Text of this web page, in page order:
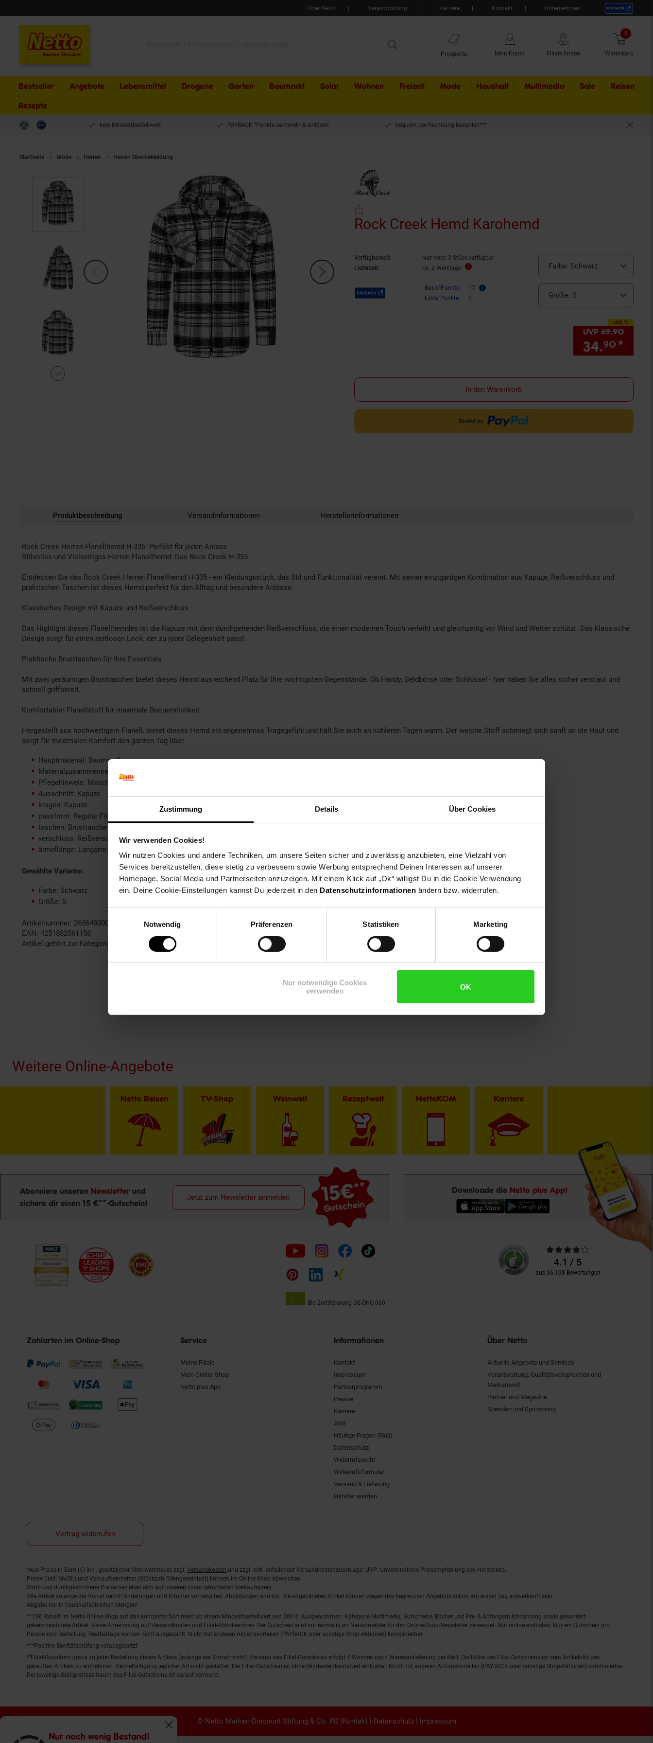
Zustimmung Details Über Cookies
Wir verwenden Cookies!
Wir nutzen Cookies und andere Techniken, um unsere Seiten sicher und zuverlässig anzubieten, eine Vielzahl von
Services bereitzustellen, diese stetig zu verbessern sowie Werbung entsprechend Deinen Interessen auf unserer
Homepage, Social Media und Partnerseiten anzuzeigen. Mit einem Klick auf „Ok“ willigst Du in die Cookie Verwendung
ein. Deine Cookie-Einstellungen kannst Du jederzeit in den Datenschutzinformationen ändern bzw. widerrufen.
Notwendig
Präferenzen Statistiken Marketing
Nur notwendige Cookies
verwenden
OK
Über Netto Verantwortung Karriere Kontakt Unternehmen
Prospekte Mein Konto Filiale finden Warenkorb
0 Artikel
Bestseller Angebote Lebensmittel Drogerie Garten Baumarkt Solar Wohnen Freizeit Mode Haushalt Multimedia Sale Externer
Reisen
Rezepte
kein Mindestbestellwert PAYBACK °Punkte sammeln & einlösen bequem per Rechnung bezahlen***
Startseite Mode Herren Herren Oberbekleidung
Rock Creek Hemd Karohemd
Verfügbarkeit:
Nur noch 3 Stück verfügbar
Lieferzeit:
ca. 2 Werktage
Payback Punkte Basis°Punkte:
17
Extra°Punkte:
0
Farbe: Schwarz
Größe: S
-50 %
Sie Sparen 50 Prozent,
UVP 69.90
34.90 *
In den Warenkorb
Nur noch wenig Bestand!
Fenster schliessen.
Produktbeschreibung Versandinformationen Herstellerinformationen
Rock Creek Herren Flanellhemd H-335: Perfekt für jeden Anlass
Stilvolles und Vielseitiges Herren Flanellhemd: Das Rock Creek H-335
Entdecken Sie das Rock Creek Herren Flanellhemd H-335 - ein Kleidungsstück, das Stil und Funktionalität vereint. Mit seiner einzigartigen Kombination aus Kapuze, Reißverschluss und
praktischen Taschen ist dieses Hemd perfekt für den Alltag und besondere Anlässe.
Klassisches Design mit Kapuze und Reißverschluss
Das Highlight dieses Flanellhemdes ist die Kapuze mit dem durchgehenden Reißverschluss, die einen modernen Touch verleiht und gleichzeitig vor Wind und Wetter schützt. Das klassische
Design sorgt für einen zeitlosen Look, der zu jeder Gelegenheit passt.
Praktische Brusttaschen für Ihre Essentials
Mit zwei geräumigen Brusttaschen bietet dieses Hemd ausreichend Platz für Ihre wichtigsten Gegenstände. Ob Handy, Geldbörse oder Schlüssel - hier haben Sie alles sicher verstaut und
schnell griffbereit.
Komfortabler Flanellstoff für maximale Bequemlichkeit
Hergestellt aus hochwertigem Flanell, bietet dieses Hemd ein angenehmes Tragegefühl und hält Sie auch an kühleren Tagen warm. Der weiche Stoff schmiegt sich sanft an die Haut und
sorgt für maximalen Komfort den ganzen Tag über.
Hauptmaterial: Baumwolle
Materialzusammensetzung: 50% Baumwolle 50% Polyacryl
Pflegehinweis: Maschinenwäsche
Ausschnitt: Kapuze
kragen: Kapuze
passform: Regular Fit
taschen: Brusttasche
verschluss: Reißverschluss
ärmellänge: Langarm
Gewählte Variante:
Farbe: Schwarz
Größe: S
Artikelnummer: 2656480000
EAN: 4251882561158
Artikel gehört zur Kategorie:
Herren Oberbekleidung
Weitere Online-Angebote
Netto Reisen TV-Shop Weinwelt Rezeptwelt NettoKOM Karriere
Newsletter Anmeldung
Abonniere unseren Newsletter und
sichere dir einen 15 €**-Gutschein!
15€**
Gutschein
Jetzt zum Newsletter anmelden
Downloade die Netto plus App!
Folge
uns
auf
Bio Zertifizierung DE-ÖKO-060
Unsere
Kundenbewertungen
Durchschnittliche
Bewertungen4.1 / 5
aus 36.198 Bewertungen
Zahlarten im Online-Shop Service
Meine Filiale
Mein Online-Shop
Netto plus App
Informationen
Kontakt
Impressum
Partnerprogramm
Presse
Karriere
AGB
Häufige Fragen (FAQ)
Datenschutz
Widerrufsrecht
Widerrufsformular
Versand & Lieferung
Händler werden
Über Netto
Aktuelle Angebote und Services
Verantwortung, Qualitätsversprechen und
Markenwelt
Partner und Magazine
Spenden und Sponsoring
Vertrag widerrufen
Fußnoten
*Alle Preise in Euro (€) inkl. gesetzlicher Mehrwertsteuer, zzgl. Versandkosten und zzgl. evtl. anfallender Versandkostenzuschläge. UVP: Unverbindliche Preisempfehlung des Herstellers.
Preise (inkl. MwSt.) und Verkaufseinheiten (Stückzahl/Mengeneinheit) können im Online-Shop abweichen.
Statt- und durchgestrichene Preise beziehen sich auf unseren zuvor geforderten Verkaufspreis.
Alle Artikel solange der Vorrat reicht! Änderungen und Irrtümer vorbehalten. Abbildungen ähnlich. Die abgebildeten Artikel können wegen des begrenzten Angebots schon am ersten Tag ausverkauft sein.
Abgabe nur in haushaltsüblichen Mengen!
**15€ Rabatt im Netto Online-Shop auf das komplette Sortiment ab einem Mindestbestellwert von 200 €. Ausgenommen: Kategorie Multimedia, Gutscheine, Bücher und Pre- & Anfangsmilchnahrung sowie gesondert
gekennzeichnete Artikel. Keine Anrechnung auf Versandkosten und Filial-Abholservices. Der Gutschein wird nur einmalig an Neuanmelder für den Online-Shop-Newsletter versendet. Nur online einlösbar. Nur ein Gutschein pro
Person und Bestellung. Restbeträge werden nicht ausgezahlt. Nicht mit anderen Aktionsvorteilen (PAYBACK oder sonstige Shop-Aktionen) kombinierbar.
***Positive Bonitätsprüfung vorausgesetzt
²⁰Filial-Gutschein gratis zu jeder Bestellung dieses Artikels (solange der Vorrat reicht). Versand des Filial-Gutscheins erfolgt 4 Wochen nach Warenanlieferung per Mail. Die Höhe des Filial-Gutscheins ist dem Artikelbild des
gekauften Artikels zu entnehmen. Vervielfältigung jeglicher Art nicht gestattet. Der Filial-Gutschein ist ohne Mindesteinkaufswert einlösbar. Nicht mit anderen Aktionsvorteilen (PAYBACK oder sonstige Shop-Aktionen) kombinierbar.
Der jeweilige Gültigkeitszeitraum des Filial-Gutscheins ist darauf vermerkt.
© Netto Marken-Discount Stiftung & Co. KG |Kontakt | Datenschutz| Impressum